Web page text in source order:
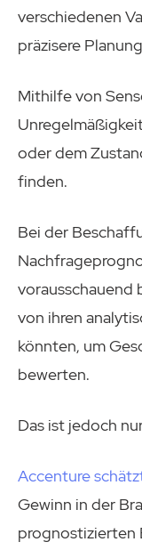
verschiedenen
präzisere
Mithilfe von
oder dem
finden.
Bei der
vorausschauend
von ihren
könnten, um
bewerten.
Das ist jedoch
Accenture
Gewinn in der
prognostizierten